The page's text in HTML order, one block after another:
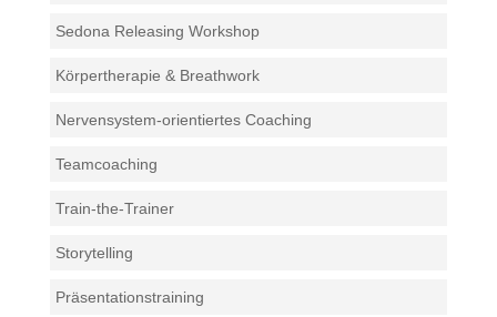
Sedona Releasing Workshop
Körpertherapie & Breathwork
Nervensystem-orientiertes Coaching
Teamcoaching
Train-the-Trainer
Storytelling
Präsentationstraining